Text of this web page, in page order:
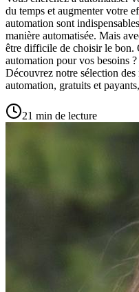
du temps et augmenter votre
automation sont
manière automatisée. Mais
être difficile de choisir le bon.
automation pour vos besoins
Découvrez notre sélection
automation, gratuits et
21 min de lecture